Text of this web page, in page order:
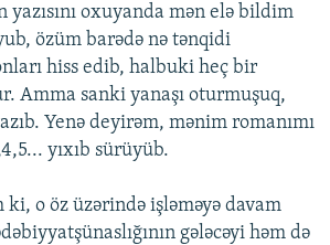
yazısını oxuyanda mən elə bildim
özüm barədə nə tənqidi
hiss edib, halbuki heç bir
Amma sanki yanaşı oturmuşuq,
Yenə deyirəm, mənim romanımı
yıxıb sürüyüb.
ki, o öz üzərində işləməyə davam
gələcəyi həm də